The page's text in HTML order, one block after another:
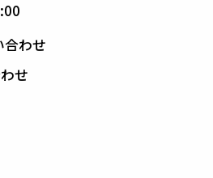
リジナルの折鶴ピンをラペ
すこと無くリラックス感を高
合わせ
せ